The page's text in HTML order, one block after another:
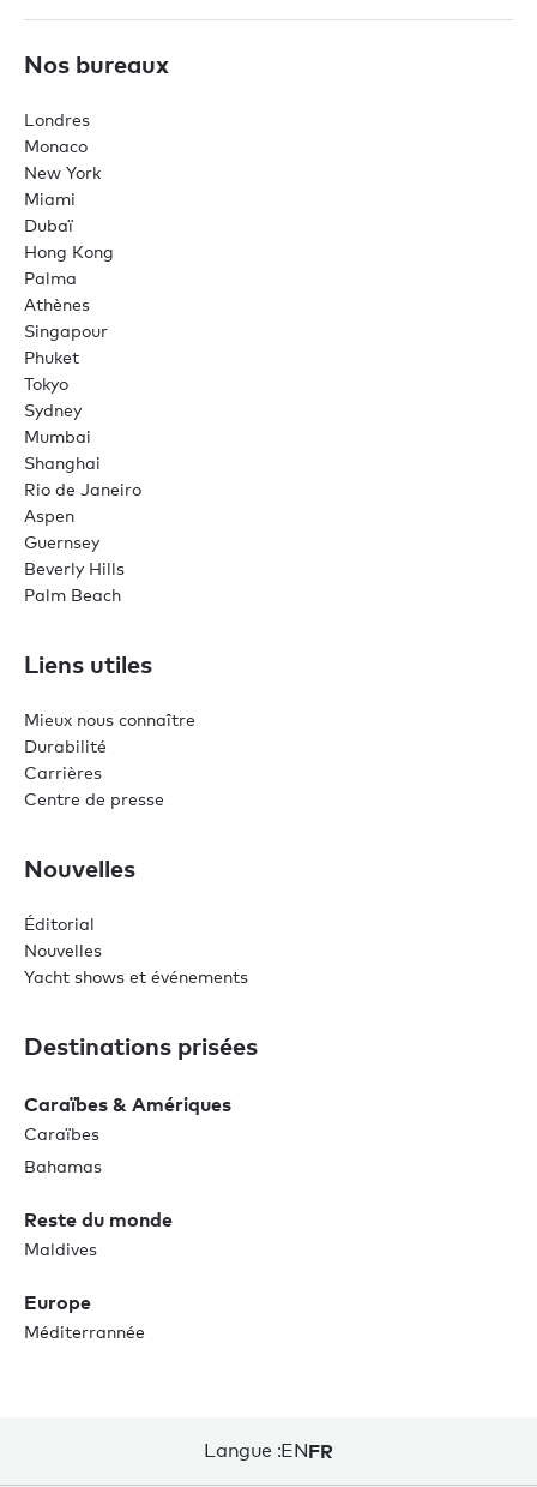
Nos bureaux
Londres
Monaco
New York
Miami
Dubaï
Hong Kong
Palma
Athènes
Singapour
Phuket
Tokyo
Sydney
Mumbai
Shanghai
Rio de Janeiro
Aspen
Guernsey
Beverly Hills
Palm Beach
Liens utiles
Mieux nous connaître
Durabilité
Carrières
Centre de presse
Nouvelles
Éditorial
Nouvelles
Yacht shows et événements
Destinations prisées
Caraïbes & Amériques
Caraïbes
Bahamas
Reste du monde
Maldives
Europe
Méditerrannée
Langue :ENFR